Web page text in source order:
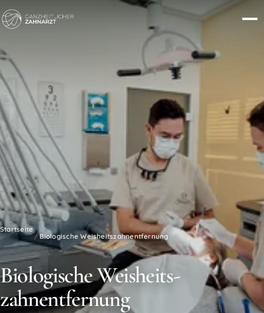
Startseite
/Biologische Weisheitszahnentfernung
Biologische Weisheits­
zahn­entfernung